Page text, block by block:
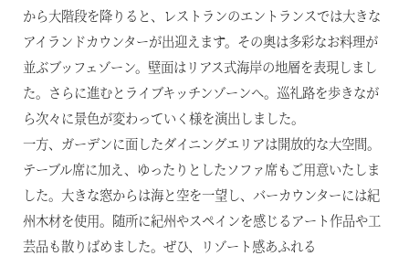
から大階段を降りると、レストランのエントランスでは大きな
アイランドカウンターが出迎えます。その奥は多彩なお料理が
並ぶブッフェゾーン。壁面はリアス式海岸の地層を表現しまし
た。さらに進むとライブキッチンゾーンへ。巡礼路を歩きなが
ら次々に景色が変わっていく様を演出しました。
一方、ガーデンに面したダイニングエリアは開放的な大空間。
テーブル席に加え、ゆったりとしたソファ席もご用意いたしま
した。大きな窓からは海と空を一望し、バーカウンターには紀
州木材を使用。随所に紀州やスペインを感じるアート作品や工
芸品も散りばめました。ぜひ、リゾート感あふれる